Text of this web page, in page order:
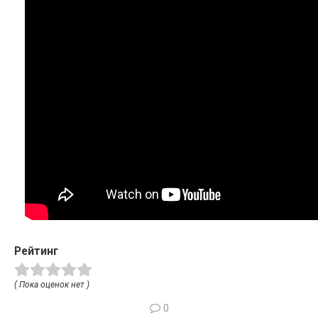
Рейтинг
( Пока оценок нет )
0